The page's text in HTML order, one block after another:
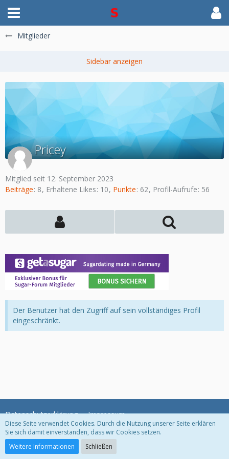
Mitglieder
Pricey
Mitglied seit 12. September 2023
Beiträge 8 Erhaltene Likes 10 Punkte 62 Profil-Aufrufe 56
Der Benutzer hat den Zugriff auf sein vollständiges Profil
eingeschränkt.
Datenschutzerklärung Impressum
Community-Software:
Diese Seite verwendet Cookies. Durch die Nutzung unserer Seite erklären
Sie sich damit einverstanden, dass wir Cookies setzen.
Weitere Informationen
Schließen